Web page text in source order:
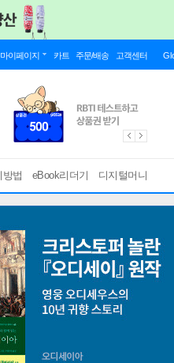
마이페이지 카트 주문/배송 고객센터
방법 eBook리더기 디지털머니
[ 스마트한 PDF 필기 기능을 사용